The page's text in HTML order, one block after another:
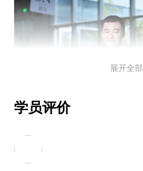
展开全部
学员评价